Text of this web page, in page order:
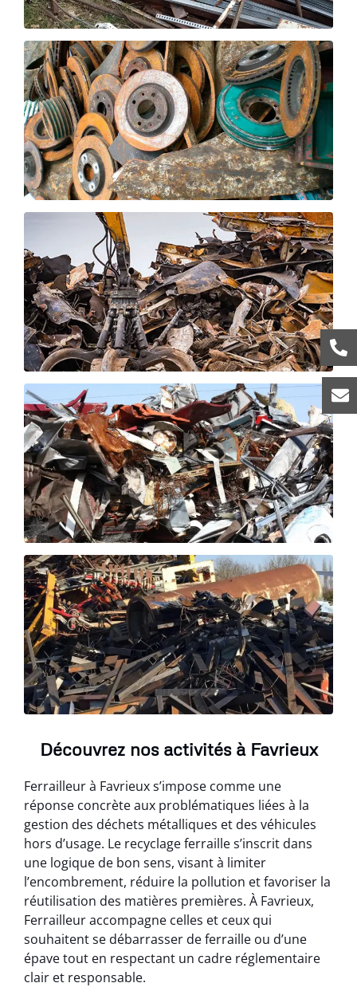
Découvrez nos activités à Favrieux
Ferrailleur à Favrieux s’impose comme une
réponse concrète aux problématiques liées à la
gestion des déchets métalliques et des véhicules
hors d’usage. Le recyclage ferraille s’inscrit dans
une logique de bon sens, visant à limiter
l’encombrement, réduire la pollution et favoriser la
réutilisation des matières premières. À Favrieux,
Ferrailleur accompagne celles et ceux qui
souhaitent se débarrasser de ferraille ou d’une
épave tout en respectant un cadre réglementaire
clair et responsable.